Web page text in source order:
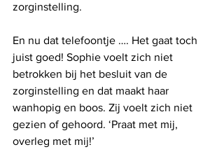
zorginstelling.
En nu dat telefoontje …. Het gaat toch
juist goed! Sophie voelt zich niet
betrokken bij het besluit van de
zorginstelling en dat maakt haar
wanhopig en boos. Zij voelt zich niet
gezien of gehoord. ‘Praat met mij,
overleg met mij!’